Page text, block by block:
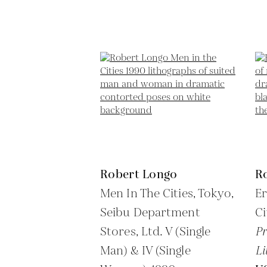
Robert Longo
Men In The Cities, Tokyo,
Seibu Department
Stores, Ltd. V (Single
Man) & IV (Single